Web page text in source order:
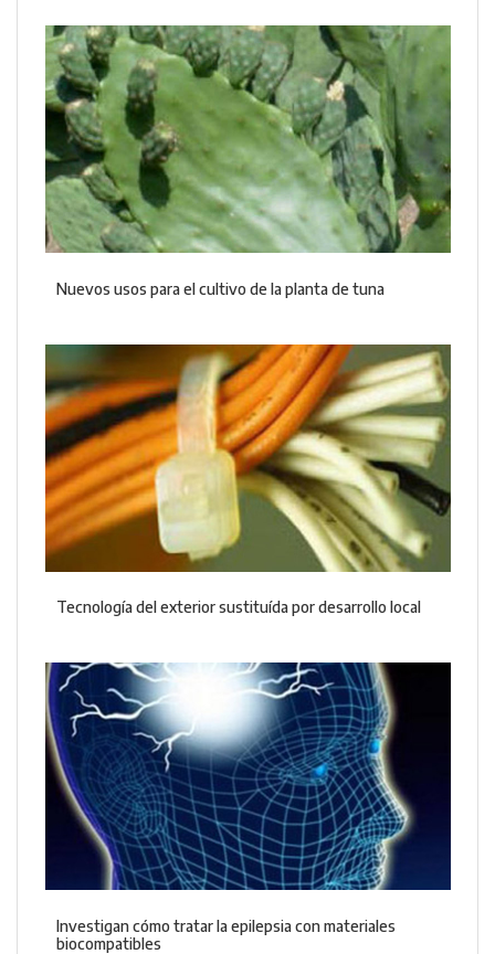
Nuevos usos para el cultivo de la planta de tuna
Tecnología del exterior sustituída por desarrollo local
Investigan cómo tratar la epilepsia con materiales
biocompatibles